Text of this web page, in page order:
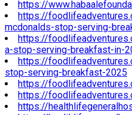
https://
https://
mcdonalds-stop-serving-
https://
a-stop-serving-breakfast-in-
https://
stop-serving-breakfast-2025
https://
https://
https://